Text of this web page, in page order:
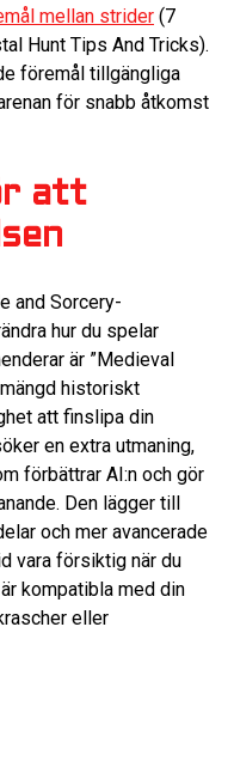
mellan strider (7
Hunt Tips And Tricks).
föremål tillgängliga
för snabb åtkomst
att
and Sorcery-
hur du spelar
är ”Medieval
historiskt
att finslipa din
en extra utmaning,
förbättrar AI:n och gör
Den lägger till
och mer avancerade
vara försiktig när du
kompatibla med din
eller